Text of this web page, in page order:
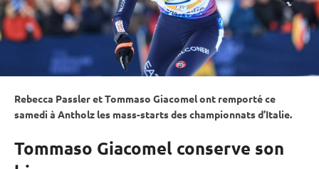
Rebecca Passler et Tommaso Giacomel ont remporté ce
samedi à Antholz les mass-starts des championnats d’Italie.
Tommaso Giacomel conserve son